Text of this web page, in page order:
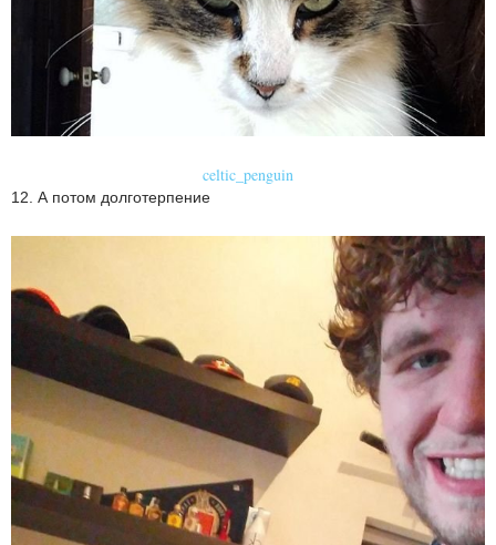
celtic_penguin
12. А потом долготерпение